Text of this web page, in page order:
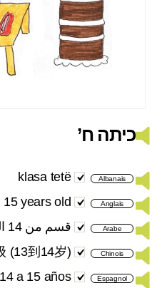
כיתה ח’
Albanais
klasa tetë
Anglais
years old
Arabe قسم من 14 الى 15 سنوات
Chinois
(13到14岁)
Espagnol
a 15 años